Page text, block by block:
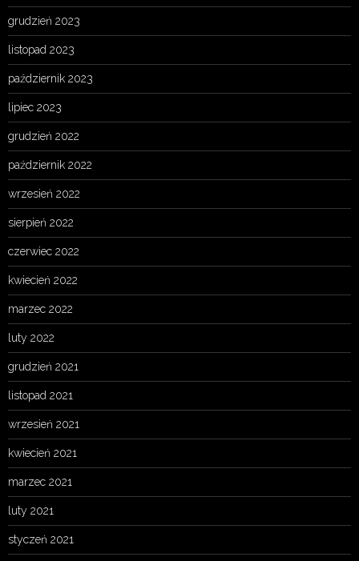
grudzień 2023
listopad 2023
październik 2023
lipiec 2023
grudzień 2022
październik 2022
wrzesień 2022
sierpień 2022
czerwiec 2022
kwiecień 2022
marzec 2022
luty 2022
grudzień 2021
listopad 2021
wrzesień 2021
kwiecień 2021
marzec 2021
luty 2021
styczeń 2021